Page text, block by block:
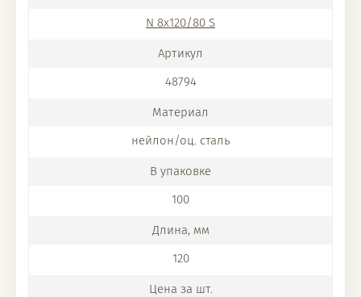
N 8x120/80 S
48794
нейлон/оц. сталь
100
120